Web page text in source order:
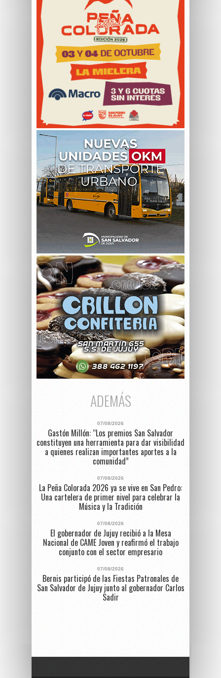
ADEMÁS
07/08/2026
Gastón Millón: “Los premios San Salvador
constituyen una herramienta para dar visibilidad
a quienes realizan importantes aportes a la
comunidad”
07/08/2026
La Peña Colorada 2026 ya se vive en San Pedro:
Una cartelera de primer nivel para celebrar la
Música y la Tradición
07/08/2026
El gobernador de Jujuy recibió a la Mesa
Nacional de CAME Joven y reafirmó el trabajo
conjunto con el sector empresario
07/08/2026
Bernis participó de las Fiestas Patronales de
San Salvador de Jujuy junto al gobernador Carlos
Sadir